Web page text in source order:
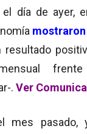
día de ayer,
resultado
mensual
. Ver
mes pasado,